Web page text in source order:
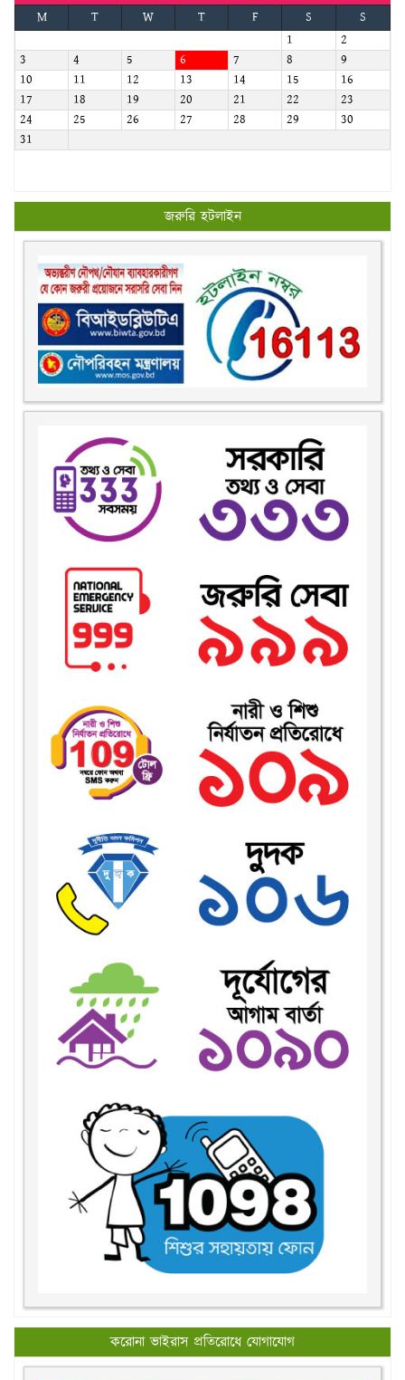
M T W T F S
S
1
2
3
4 5 6 7 8
9
10
11 12 13 14 15
16
17
18 19 20 21 22
23
24
25 26 27 28 29
30
31
জরুরি হটলাইন
করোনা ভাইরাস প্রতিরোধে যোগাযোগ